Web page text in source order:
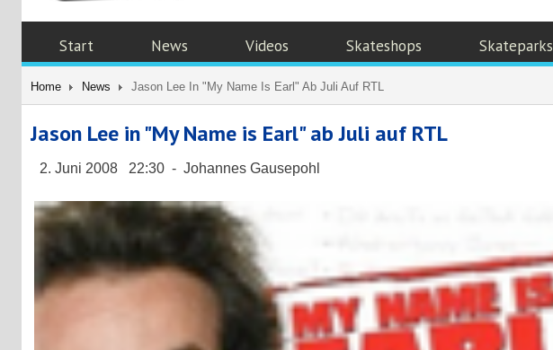
Start News Videos Skateshops Skateparks
Home News Jason Lee In "My Name Is Earl" Ab Juli Auf RTL
Jason Lee in "My Name is Earl" ab Juli auf RTL
2. Juni 2008 22:30 - Johannes Gausepohl